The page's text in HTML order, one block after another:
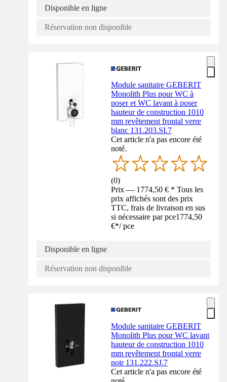
Disponible en ligne
Réservation non disponible
Module sanitaire GEBERIT
Monolith Plus pour WC à
poser et WC lavant à poser
hauteur de construction 1010
mm revêtement frontal verre
blanc 131.203.SI.7
Cet article n'a pas encore été
noté.
(0)
Prix — 1774,50 € * Tous les
prix affichés sont des prix
TTC, frais de livraison en sus
si nécessaire par pce1774,50
€*/ pce
Disponible en ligne
Réservation non disponible
Module sanitaire GEBERIT
Monolith Plus pour WC lavant
hauteur de construction 1010
mm revêtement frontal verre
noir 131.222.SJ.7
Cet article n'a pas encore été